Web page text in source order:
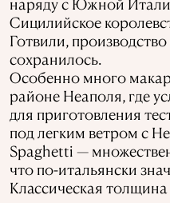
наряду с Южной
Сицилийское
Готвили, производство
сохранилось.
Особенно много
районе Неаполя, где
для приготовления
под легким ветром с
Spaghetti —
что по-итальянски
Классическая